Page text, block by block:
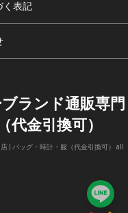
く表記
ランド通販専門
代金引換可）
| バッグ・時計・服（代金引換可） all